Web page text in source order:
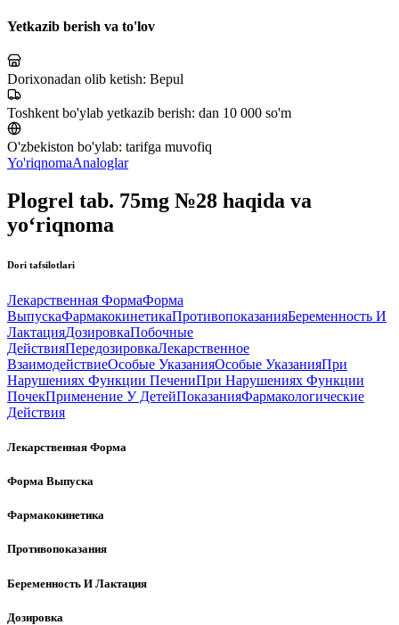
Yetkazib berish va to'lov
Dorixonadan olib ketish: Bepul
Toshkent bo'ylab yetkazib berish: dan 10 000 so'm
O'zbekiston bo'ylab: tarifga muvofiq
Yo'riqnomaAnaloglar
Plogrel tab. 75mg №28 haqida va
yo‘riqnoma
Dori tafsilotlari
Лекарственная ФормаФорма
ВыпускаФармакокинетикаПротивопоказанияБеременность И
ЛактацияДозировкаПобочные
ДействияПередозировкаЛекарственное
ВзаимодействиеОсобые УказанияОсобые УказанияПри
Нарушениях Функции ПечениПри Нарушениях Функции
ПочекПрименение У ДетейПоказанияФармакологические
Действия
Лекарственная Форма
Форма Выпуска
Фармакокинетика
Противопоказания
Беременность И Лактация
Дозировка